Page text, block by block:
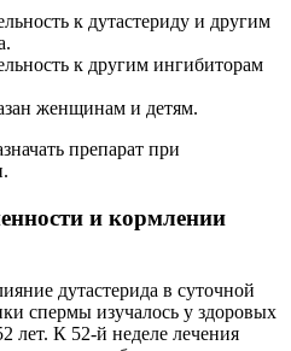
к дутастериду и другим
к другим ингибиторам
женщинам и детям.
препарат при
и кормлении
дутастерида в суточной
спермы изучалось у здоровых
лет. К 52-й неделе лечения